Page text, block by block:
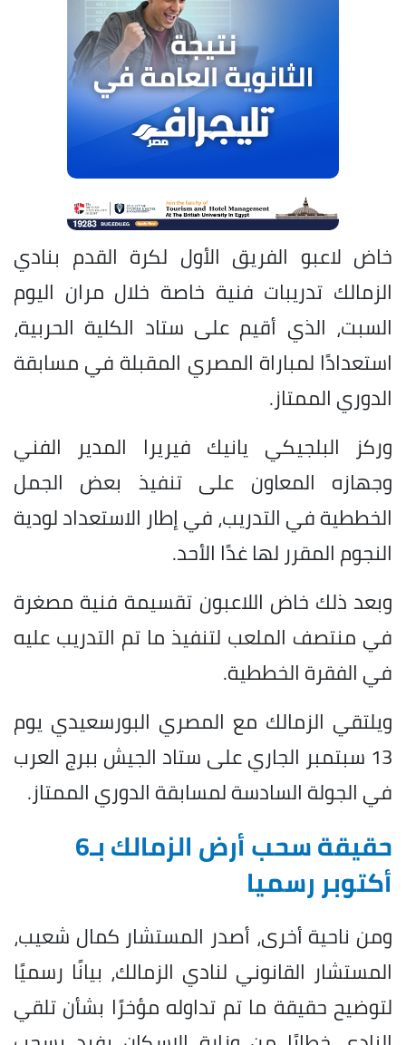
خاض لاعبو الفريق الأول لكرة القدم بنادي
الزمالك تدريبات فنية خاصة خلال مران اليوم
السبت، الذي أقيم على ستاد الكلية الحربية،
استعدادًا لمباراة المصري المقبلة في مسابقة
الدوري الممتاز.
وركز البلجيكي يانيك فيريرا المدير الفني
وجهازه المعاون على تنفيذ بعض الجمل
الخططية في التدريب، في إطار الاستعداد لودية
النجوم المقرر لها غدًا الأحد.
وبعد ذلك خاض اللاعبون تقسيمة فنية مصغرة
في منتصف الملعب لتنفيذ ما تم التدريب عليه
في الفقرة الخططية.
ويلتقي الزمالك مع المصري البورسعيدي يوم
13 سبتمبر الجاري على ستاد الجيش ببرج العرب
في الجولة السادسة لمسابقة الدوري الممتاز.
حقيقة سحب أرض الزمالك بـ6
أكتوبر رسميا
ومن ناحية أخرى، أصدر المستشار كمال شعيب،
المستشار القانوني لنادي الزمالك، بيانًا رسميًا
لتوضيح حقيقة ما تم تداوله مؤخرًا بشأن تلقي